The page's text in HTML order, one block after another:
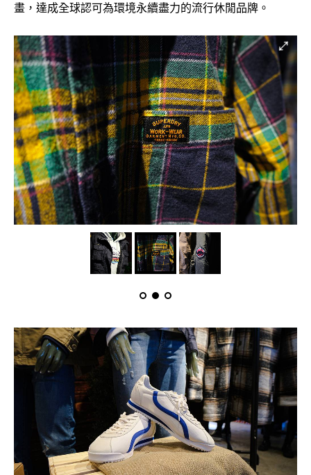
畫，達成全球認可為環境永續盡力的流行休閒品牌。